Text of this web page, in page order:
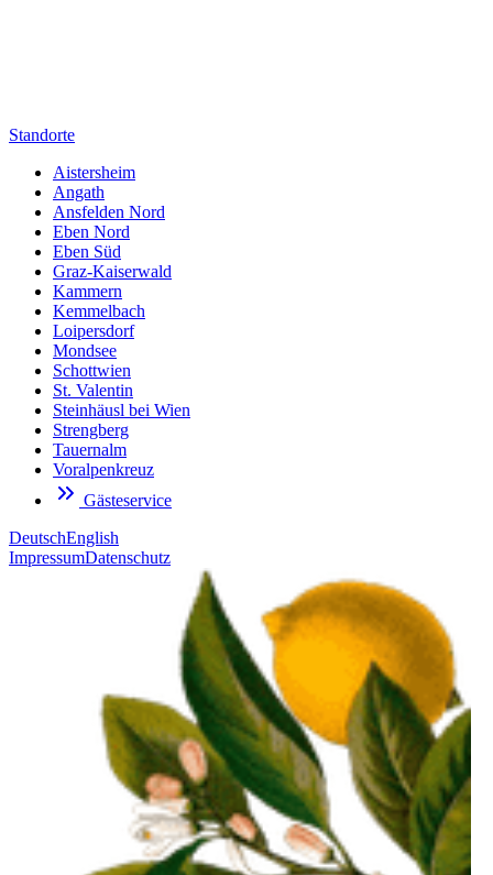
Standorte
Aistersheim
Angath
Ansfelden Nord
Eben Nord
Eben Süd
Graz-Kaiserwald
Kammern
Kemmelbach
Loipersdorf
Mondsee
Schottwien
St. Valentin
Steinhäusl bei Wien
Strengberg
Tauernalm
Voralpenkreuz
Gästeservice
DeutschEnglish
ImpressumDatenschutz